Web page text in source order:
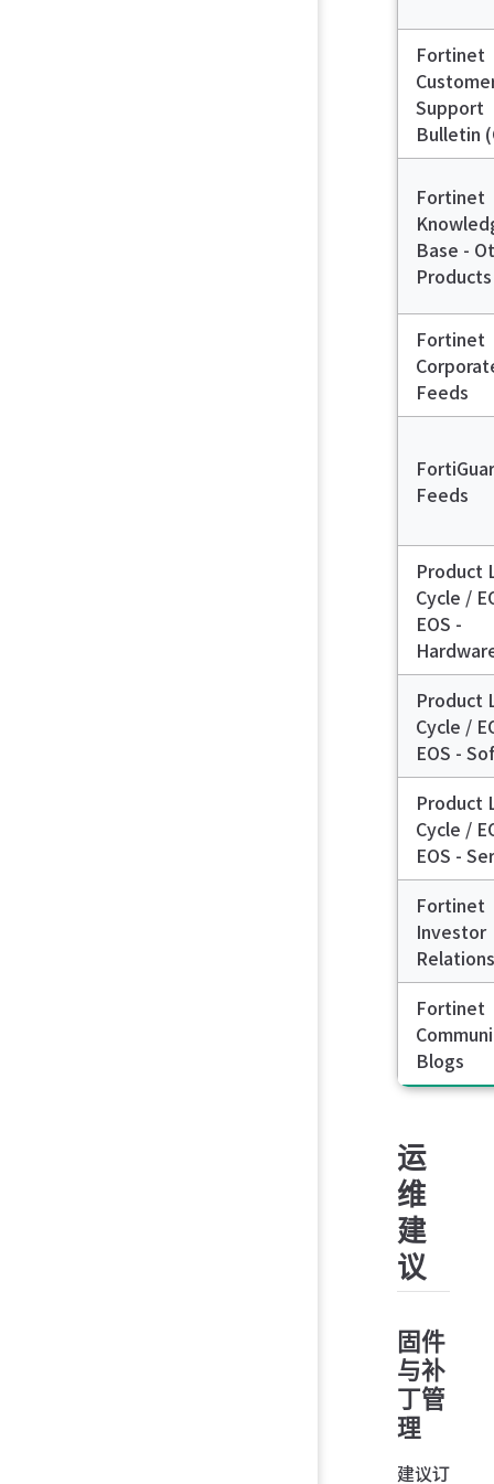
Fortinet
Support
Bulletin
Fortinet
Base -
Products
Fortinet
Feeds
Feeds
Product
Cycle /
EOS -
Product
Cycle /
EOS -
Product
Cycle /
EOS -
Fortinet
Investor
Relations
Fortinet
Blogs
运
维
建
议
固件
与补
丁管
理
建议订